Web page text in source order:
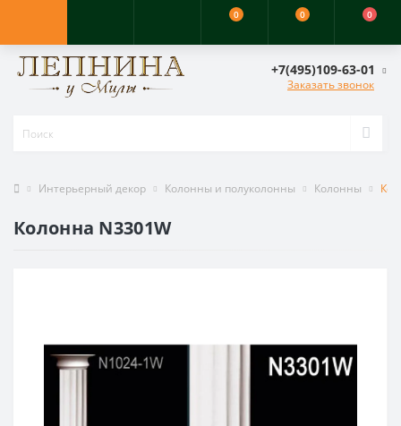
0 0 0
+7(495)109-63-01
Заказать звонок
Интерьерный декор Колонны и полуколонны Колонны
Колонна N3301W